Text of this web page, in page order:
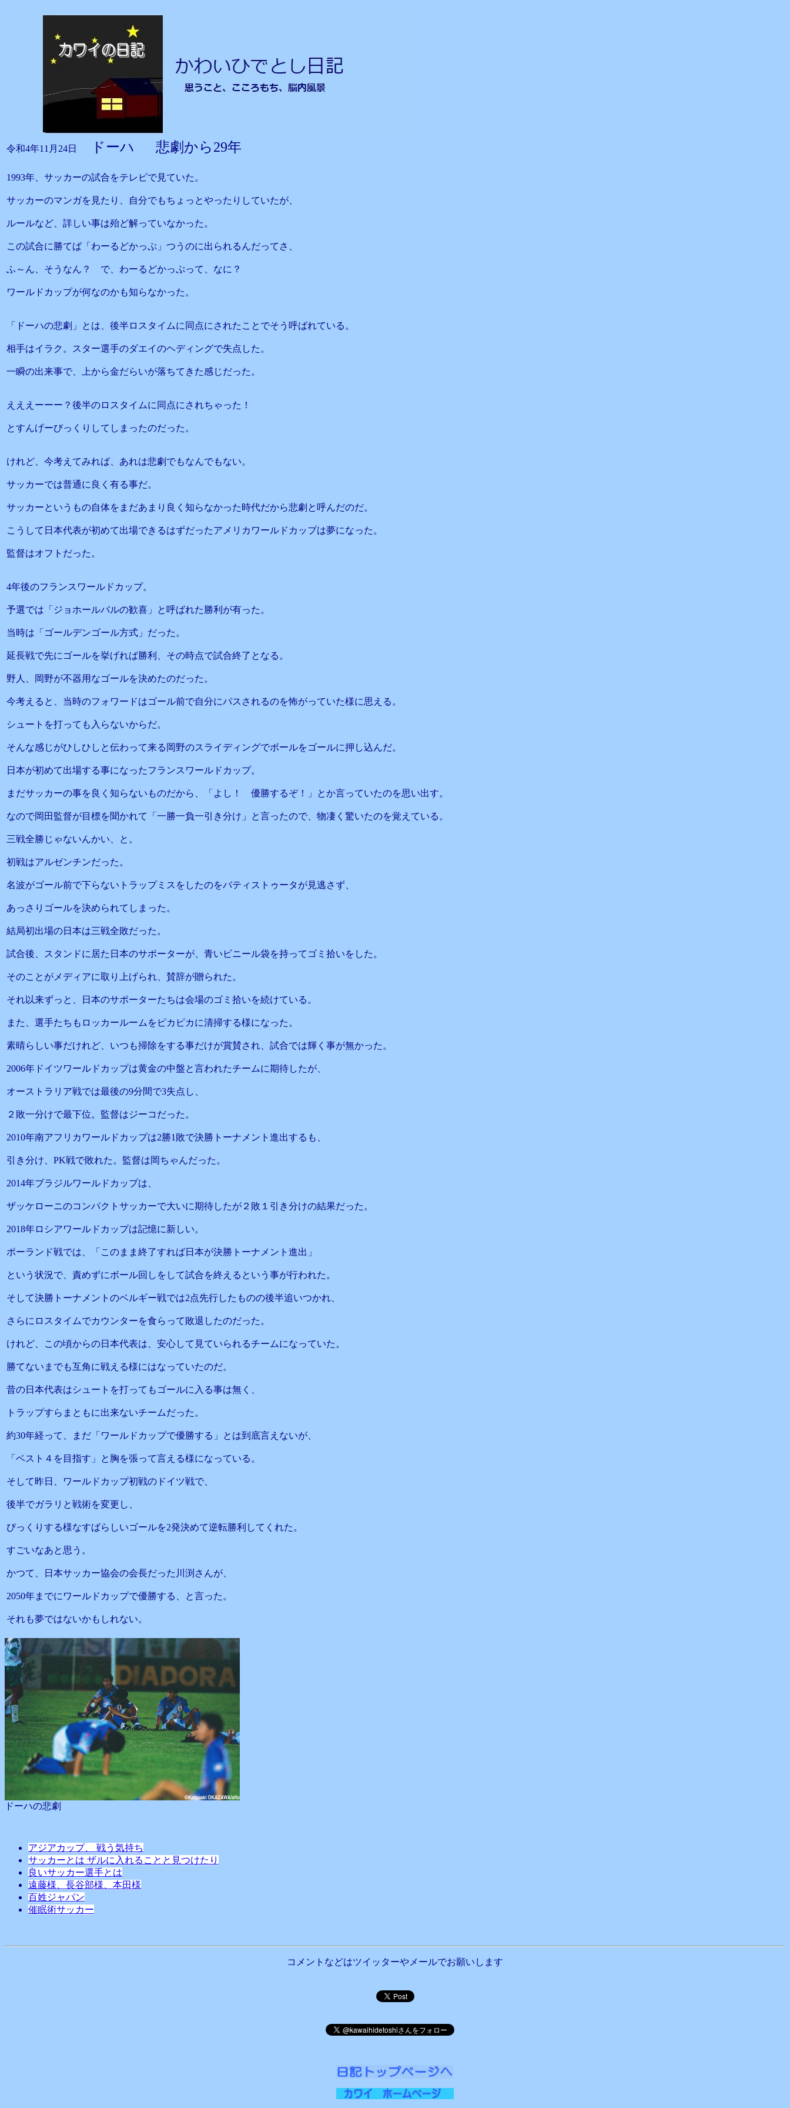
令和4年11月24日 ドーハ 悲劇から29年
1993年、サッカーの試合をテレビで見ていた。
サッカーのマンガを見たり、自分でもちょっとやったりしていたが、
ルールなど、詳しい事は殆ど解っていなかった。
この試合に勝てば「わーるどかっぷ」つうのに出られるんだってさ、
ふ～ん、そうなん？ で、わーるどかっぷって、なに？
ワールドカップが何なのかも知らなかった。
「ドーハの悲劇」とは、後半ロスタイムに同点にされたことでそう呼ばれている。
相手はイラク。スター選手のダエイのヘディングで失点した。
一瞬の出来事で、上から金だらいが落ちてきた感じだった。
えええーーー？後半のロスタイムに同点にされちゃった！
とすんげーびっくりしてしまったのだった。
けれど、今考えてみれば、あれは悲劇でもなんでもない。
サッカーでは普通に良く有る事だ。
サッカーというもの自体をまだあまり良く知らなかった時代だから悲劇と呼んだのだ。
こうして日本代表が初めて出場できるはずだったアメリカワールドカップは夢になった。
監督はオフトだった。
4年後のフランスワールドカップ。
予選では「ジョホールバルの歓喜」と呼ばれた勝利が有った。
当時は「ゴールデンゴール方式」だった。
延長戦で先にゴールを挙げれば勝利、その時点で試合終了となる。
野人、岡野が不器用なゴールを決めたのだった。
今考えると、当時のフォワードはゴール前で自分にパスされるのを怖がっていた様に思える。
シュートを打っても入らないからだ。
そんな感じがひしひしと伝わって来る岡野のスライディングでボールをゴールに押し込んだ。
日本が初めて出場する事になったフランスワールドカップ。
まだサッカーの事を良く知らないものだから、「よし！ 優勝するぞ！」とか言っていたのを思い出す。
なので岡田監督が目標を聞かれて「一勝一負一引き分け」と言ったので、物凄く驚いたのを覚えている。
三戦全勝じゃないんかい、と。
初戦はアルゼンチンだった。
名波がゴール前で下らないトラップミスをしたのをバティストゥータが見逃さず、
あっさりゴールを決められてしまった。
結局初出場の日本は三戦全敗だった。
試合後、スタンドに居た日本のサポーターが、青いビニール袋を持ってゴミ拾いをした。
そのことがメディアに取り上げられ、賛辞が贈られた。
それ以来ずっと、日本のサポーターたちは会場のゴミ拾いを続けている。
また、選手たちもロッカールームをピカピカに清掃する様になった。
素晴らしい事だけれど、いつも掃除をする事だけが賞賛され、試合では輝く事が無かった。
2006年ドイツワールドカップは黄金の中盤と言われたチームに期待したが、
オーストラリア戦では最後の9分間で3失点し、
２敗一分けで最下位。監督はジーコだった。
2010年南アフリカワールドカップは2勝1敗で決勝トーナメント進出するも、
引き分け、PK戦で敗れた。監督は岡ちゃんだった。
2014年ブラジルワールドカップは、
ザッケローニのコンパクトサッカーで大いに期待したが２敗１引き分けの結果だった。
2018年ロシアワールドカップは記憶に新しい。
ポーランド戦では、「このまま終了すれば日本が決勝トーナメント進出」
という状況で、責めずにボール回しをして試合を終えるという事が行われた。
そして決勝トーナメントのベルギー戦では2点先行したものの後半追いつかれ、
さらにロスタイムでカウンターを食らって敗退したのだった。
けれど、この頃からの日本代表は、安心して見ていられるチームになっていた。
勝てないまでも互角に戦える様にはなっていたのだ。
昔の日本代表はシュートを打ってもゴールに入る事は無く、
トラップすらまともに出来ないチームだった。
約30年経って、まだ「ワールドカップで優勝する」とは到底言えないが、
「ベスト４を目指す」と胸を張って言える様になっている。
そして昨日、ワールドカップ初戦のドイツ戦で、
後半でガラリと戦術を変更し、
びっくりする様なすばらしいゴールを2発決めて逆転勝利してくれた。
すごいなあと思う。
かつて、日本サッカー協会の会長だった川渕さんが、
2050年までにワールドカップで優勝する、と言った。
それも夢ではないかもしれない。
ドーハの悲劇
アジアカップ、 戦う気持ち
サッカーとは ザルに入れることと見つけたり
良いサッカー選手とは
遠藤様、長谷部様、本田様
百姓ジャパン
催眠術サッカー
コメントなどはツイッターやメールでお願いします